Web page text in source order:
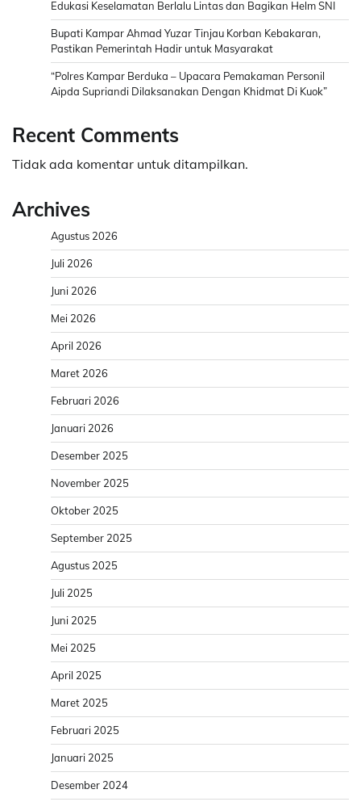
Edukasi Keselamatan Berlalu Lintas dan Bagikan Helm SNI
Bupati Kampar Ahmad Yuzar Tinjau Korban Kebakaran,
Pastikan Pemerintah Hadir untuk Masyarakat
“Polres Kampar Berduka – Upacara Pemakaman Personil
Aipda Supriandi Dilaksanakan Dengan Khidmat Di Kuok”
Recent Comments
Tidak ada komentar untuk ditampilkan.
Archives
Agustus 2026
Juli 2026
Juni 2026
Mei 2026
April 2026
Maret 2026
Februari 2026
Januari 2026
Desember 2025
November 2025
Oktober 2025
September 2025
Agustus 2025
Juli 2025
Juni 2025
Mei 2025
April 2025
Maret 2025
Februari 2025
Januari 2025
Desember 2024